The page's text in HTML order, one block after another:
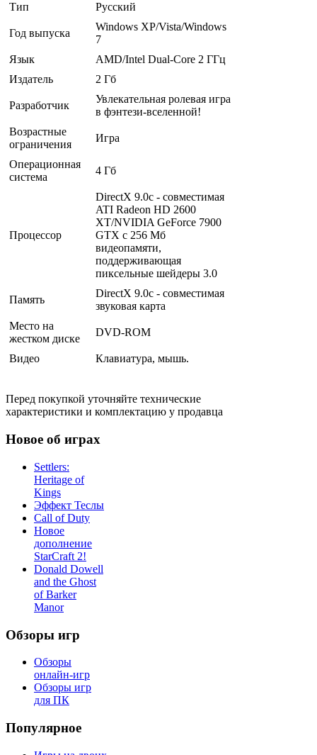
Тип Русский
Год выпуска
Windows ХР/Vista/Windows
7
Язык
AMD/Intel Dual-Core 2 ГГц
Издатель
2 Гб
Разработчик
Увлекательная ролевая игра
в фэнтези-вселенной!
Возрастные
ограничения
Игра
Операционная
система
4 Гб
Процессор
DirectX 9.0c - совместимая
ATI Radeon HD 2600
XT/NVIDIA GeForce 7900
GTX с 256 Мб
видеопамяти,
поддерживающая
пиксельные шейдеры 3.0
Память
DirectX 9.0c - совместимая
звуковая карта
Место на
жестком диске
DVD-ROM
Видео Клавиатура, мышь.
Перед покупкой уточняйте технические
характеристики и комплектацию у продавца
Новое об играх
Settlers:
Heritage of
Kings
Эффект Теслы
Call of Duty
Новое
дополнение
StarCraft 2!
Donald Dowell
and the Ghost
of Barker
Manor
Обзоры игр
Обзоры
онлайн-игр
Обзоры игр
для ПК
Популярное